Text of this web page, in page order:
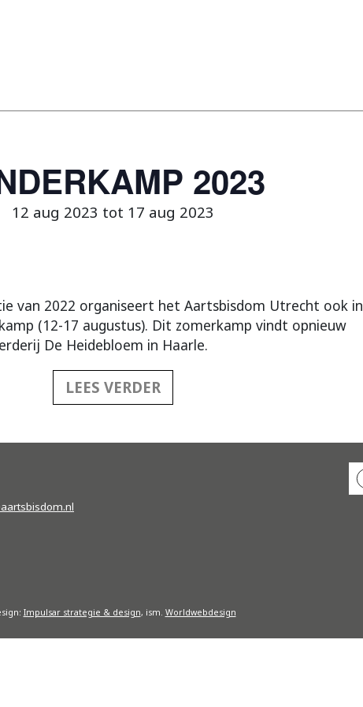
2023
12 aug 2023 tot 17 aug 2023
van 2022 organiseert het Aartsbisdom Utrecht ook in
(12-17 augustus). Dit zomerkamp vindt opnieuw
De Heidebloem in Haarle.
LEES VERDER
nl
Impulsar strategie & design, ism. Worldwebdesign